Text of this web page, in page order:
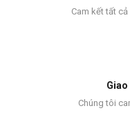
Cam kết tất
Giao
Chúng tôi